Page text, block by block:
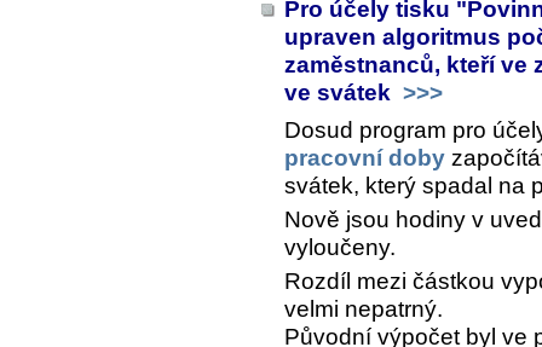
Pro účely tisku
upraven algoritmus
zaměstnanců, kteří ve
ve svátek >>>
Dosud program pro
pracovní doby
svátek, který spadal na
Nově jsou hodiny v
vyloučeny.
Rozdíl mezi částkou
velmi nepatrný.
Původní výpočet byl ve